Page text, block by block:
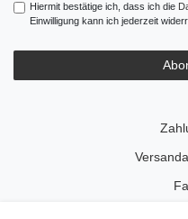
Hiermit bestätige ich, dass ich die
Einwilligung kann ich jederzeit